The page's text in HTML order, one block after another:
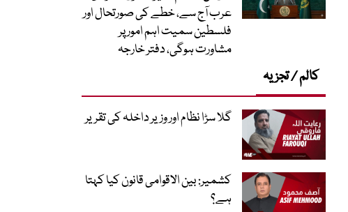
عرب آج سے، خطے کی صورتحال اور
فلسطین سمیت اہم امور پر
مشاورت ہوگی، دفتر خارجہ
کالم / تجزیہ
گلا سڑا نظام اور وزیر داخلہ کی تقریر
کشمیر: بین الاقوامی قانون کیا کہتا
ہے؟